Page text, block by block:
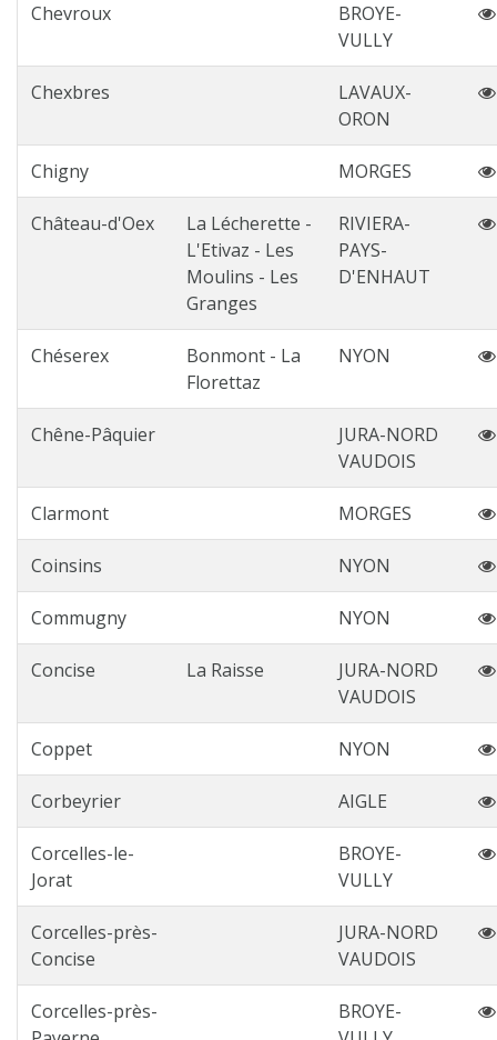
Chevroux
BROYE-
VULLY
Chexbres
LAVAUX-
ORON
Chigny MORGES
Château-d'Oex
La Lécherette -
L'Etivaz - Les
Moulins - Les
Granges
RIVIERA-
PAYS-
D'ENHAUT
Chéserex
Bonmont - La
Florettaz
NYON
Chêne-Pâquier
JURA-NORD
VAUDOIS
Clarmont MORGES
Coinsins NYON
Commugny NYON
Concise La Raisse
JURA-NORD
VAUDOIS
Coppet NYON
Corbeyrier AIGLE
Corcelles-le-
Jorat
BROYE-
VULLY
Corcelles-près-
Concise
JURA-NORD
VAUDOIS
Corcelles-près-
BROYE-